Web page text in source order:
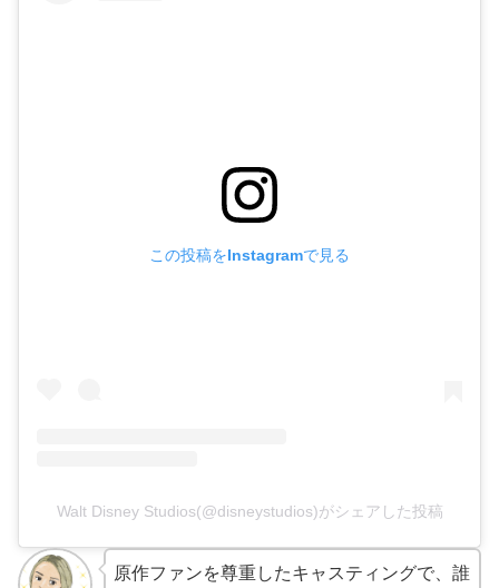
この投稿をInstagramで見る
Walt Disney Studios(@disneystudios)がシェアした投稿
原作ファンを尊重したキャスティングで、誰